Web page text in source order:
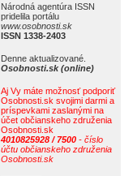
Národná agentúra ISSN
pridelila portálu
www.osobnosti.sk
ISSN 1338-2403
Denne aktualizované.
Osobnosti.sk (online)
Aj Vy máte možnosť podporiť
Osobnosti.sk svojimi darmi a
príspevkami zaslanými na
účet občianskeho združenia
Osobnosti.sk
4010825928 / 7500 - číslo
účtu občianskeho združenia
Osobnosti.sk